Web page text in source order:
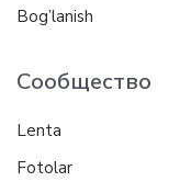
Bog’lanish
Сообщество
Lenta
Fotolar